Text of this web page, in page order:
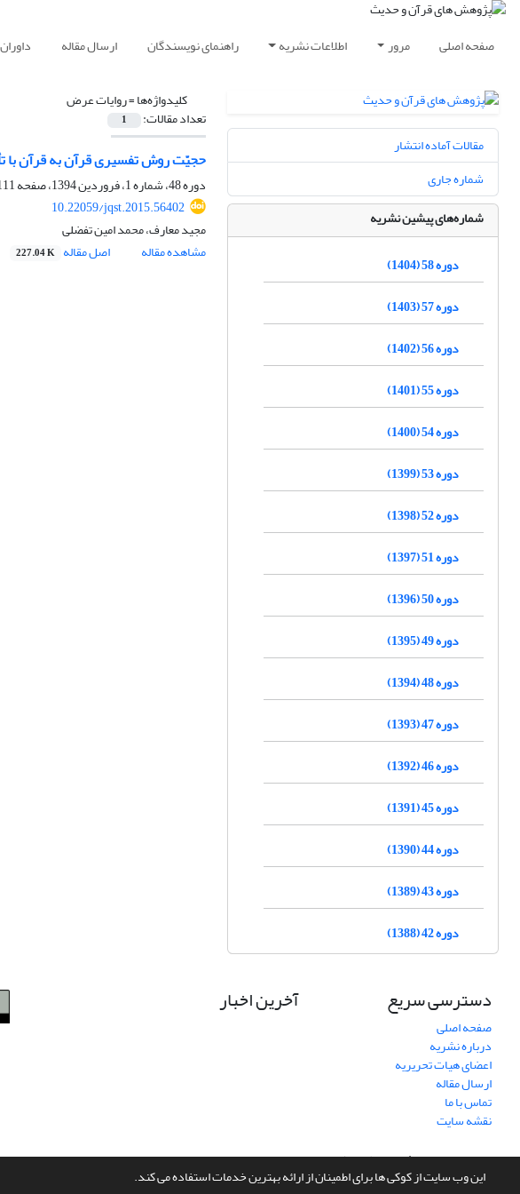
این وب سایت از کوکی ها برای اطمینان از ارائه بهترین خدمات استفاده می کند.
صفحه اصلی مرور اطلاعات نشریه راهنمای نویسندگان ارسال مقاله داوران
کلیدواژه‌ها =روایات عرض
تعداد مقالات: 1
حجیّت روش تفسیری قرآن به قرآن با
دوره 48، شماره 1، فروردین 1394، صفحه
132
10.22059/jqst.2015.56402
مجید معارف، محمد امین تفضلی
مشاهده مقاله
اصل مقاله 227.04 K
مقالات آماده انتشار
شماره جاری
شماره‌های پیشین نشریه
دوره 58 (1404)
دوره 57 (1403)
دوره 56 (1402)
دوره 55 (1401)
دوره 54 (1400)
دوره 53 (1399)
دوره 52 (1398)
دوره 51 (1397)
دوره 50 (1396)
دوره 49 (1395)
دوره 48 (1394)
دوره 47 (1393)
دوره 46 (1392)
دوره 45 (1391)
دوره 44 (1390)
دوره 43 (1389)
دوره 42 (1388)
دسترسی سریع
صفحه اصلی
درباره نشریه
اعضای هیات تحریریه
ارسال مقاله
تماس با ما
نقشه سایت
آخرین اخبار
سامانه مدیریت نشریات علمی.طراحی و پیاده سازی ازسیناوب